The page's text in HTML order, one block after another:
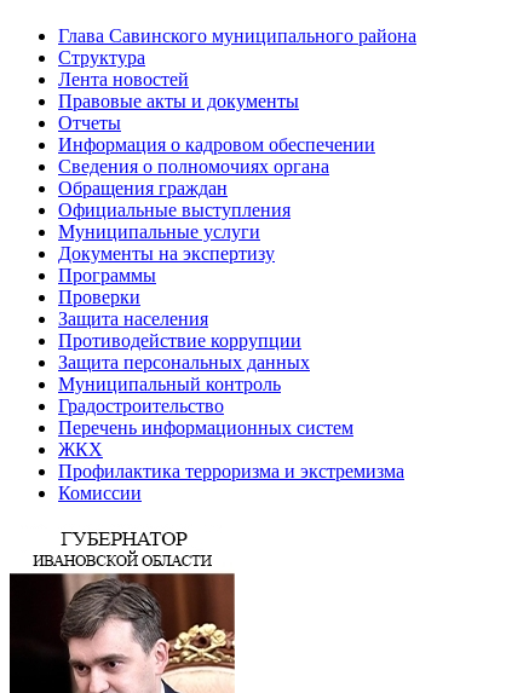
Глава Савинского муниципального района
Структура
Лента новостей
Правовые акты и документы
Отчеты
Информация о кадровом обеспечении
Сведения о полномочиях органа
Обращения граждан
Официальные выступления
Муниципальные услуги
Документы на экспертизу
Программы
Проверки
Защита населения
Противодействие коррупции
Защита персональных данных
Муниципальный контроль
Градостроительство
Перечень информационных систем
ЖКХ
Профилактика терроризма и экстремизма
Комиссии